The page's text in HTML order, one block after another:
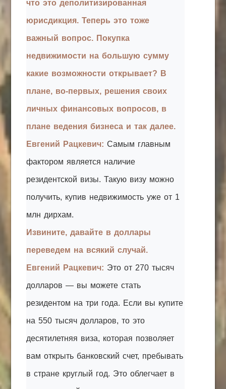
что это деполитизированная
юрисдикция. Теперь это тоже
важный вопрос. Покупка
недвижимости на большую сумму
какие возможности открывает? В
плане, во-первых, решения своих
личных финансовых вопросов, в
плане ведения бизнеса и так далее.
Евгений Рацкевич: Самым главным
фактором является наличие
резидентской визы. Такую визу можно
получить, купив недвижимость уже от 1
млн дирхам.
Извините, давайте в доллары
переведем на всякий случай.
Евгений Рацкевич: Это от 270 тысяч
долларов — вы можете стать
резидентом на три года. Если вы купите
на 550 тысяч долларов, то это
десятилетняя виза, которая позволяет
вам открыть банковский счет, пребывать
в стране круглый год. Это облегчает в